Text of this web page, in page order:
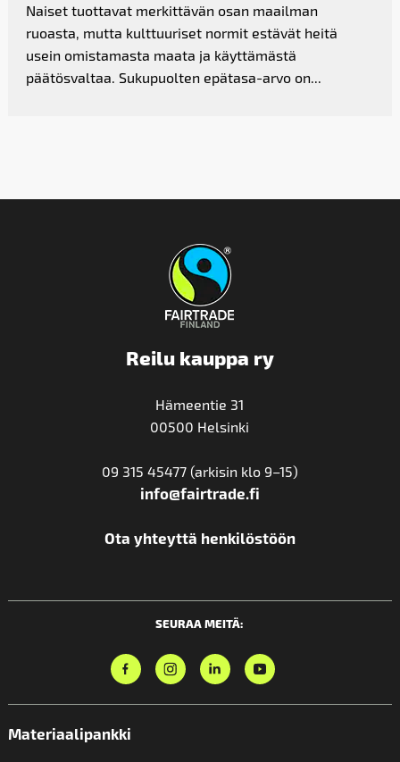
Naiset tuottavat merkittävän osan maailman
ruoasta, mutta kulttuuriset normit estävät heitä
usein omistamasta maata ja käyttämästä
päätösvaltaa. Sukupuolten epätasa-arvo on...
Reilu kauppa ry
Hämeentie 31
00500 Helsinki
09 315 45477 (arkisin klo 9–15)
info@fairtrade.fi
Ota yhteyttä henkilöstöön
SEURAA MEITÄ:
Materiaalipankki